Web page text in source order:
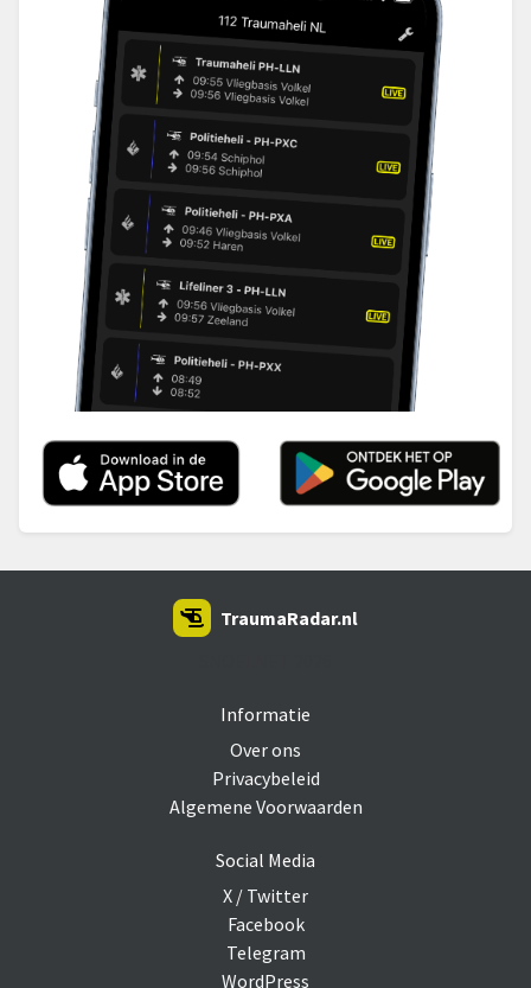
Informatie
Over ons
Privacybeleid
Algemene Voorwaarden
Social Media
X / Twitter
Facebook
Telegram
WordPress
TraumaRadar.nl